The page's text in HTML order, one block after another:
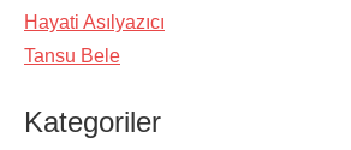
Hayati Asılyazıcı
Tansu Bele
Kategoriler